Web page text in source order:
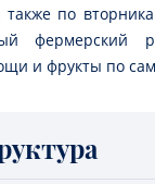
также по
фермерский
и фрукты по